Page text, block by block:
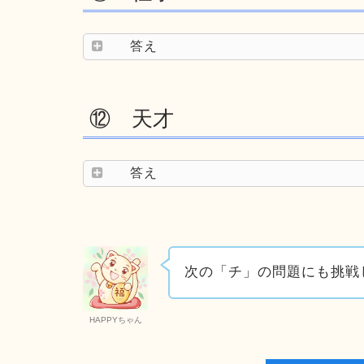
答え
⑫ 天才
答え
HAPPYちゃん
次の「チ」の問題にも挑戦